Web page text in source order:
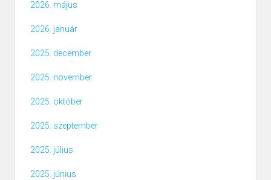
2026. május
2026. január
2025. december
2025. november
2025. október
2025. szeptember
2025. július
2025. június